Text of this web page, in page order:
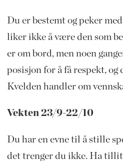
Du er bestemt og peker
liker ikke å være den som
er om bord, men noen
posisjon for å få respekt, og
Kvelden handler om
Vekten 23/9-22/10
Du har en evne til å stille
det trenger du ikke. Ha